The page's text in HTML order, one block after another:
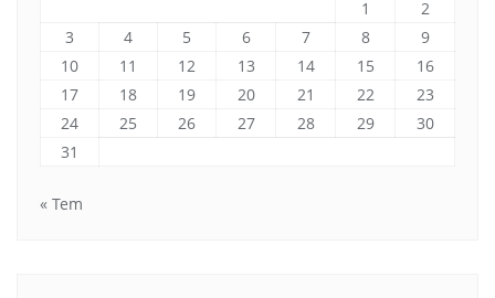
1
2
3
4 5 6 7 8
9
10
11 12 13 14 15
16
17
18 19 20 21 22
23
24
25 26 27 28 29
30
31
« Tem